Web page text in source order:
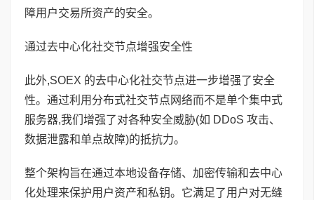
障用户交易所资产的安全。
通过去中心化社交节点增强安全性
此外,SOEX 的去中心化社交节点进一步增强了安全
性。通过利用分布式社交节点网络而不是单个集中式
服务器,我们增强了对各种安全威胁(如 DDoS 攻击、
数据泄露和单点故障)的抵抗力。
整个架构旨在通过本地设备存储、加密传输和去中心
化处理来保护用户资产和私钥。它满足了用户对无缝